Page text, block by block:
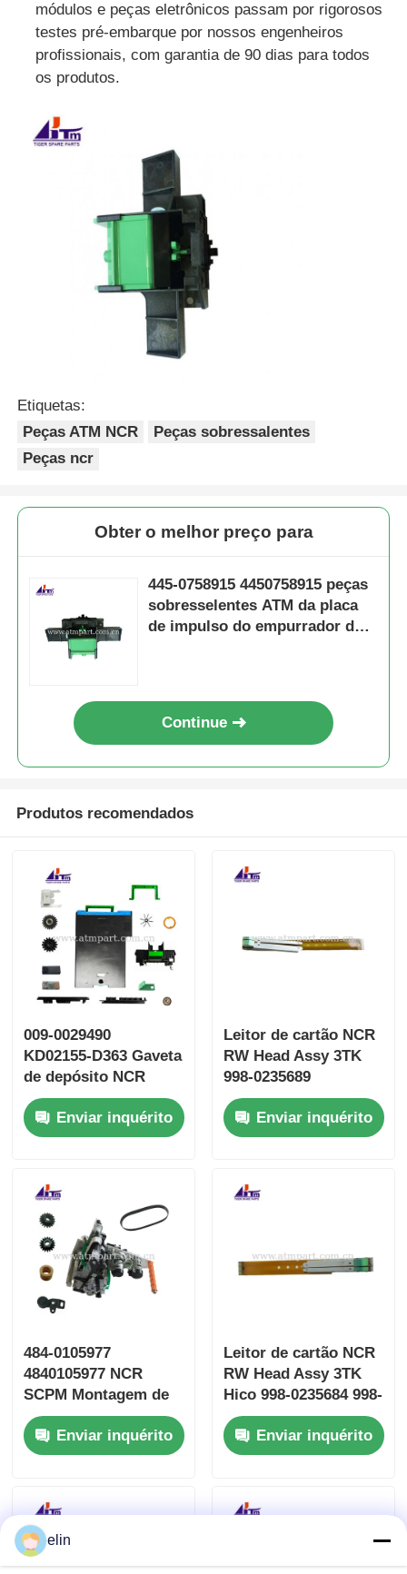
Peças sobressalentes para caixas eletrônicos
Reciclador de moedas
módulos e peças eletrônicos passam por rigorosos
testes pré-embarque por nossos engenheiros
profissionais, com garantia de 90 dias para todos
os produtos.
Etiquetas:
Peças ATM NCR
Peças sobressalentes
Peças ncr
Obter o melhor preço para
445-0758915 4450758915 peças
sobresselentes ATM da placa
de impulso do empurrador da
Continue
Produtos recomendados
009-0029490
KD02155-D363 Gaveta
de depósito NCR
GBRU2 Fujitsu G610
G611Enviar inquérito
Leitor de cartão NCR
RW Head Assy 3TK
998-0235689
9980235689
SBW237702
Enviar inquérito
484-0105977
4840105977 NCR
SCPM Montagem de
alimentação em
conjunto Partes ATM
Enviar inquérito
Leitor de cartão NCR
RW Head Assy 3TK
Hico 998-0235684 998-
0913546 SBW237705
Enviar inquérito
elin